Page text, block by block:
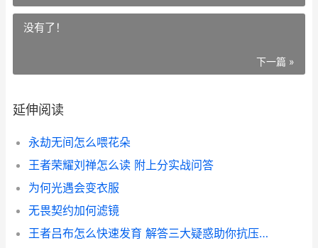
没有了！
下一篇 »
延伸阅读
永劫无间怎么喂花朵
王者荣耀刘禅怎么读 附上分实战问答
为何光遇会变衣服
无畏契约加何滤镜
王者吕布怎么快速发育 解答三大疑惑助你抗压起飞